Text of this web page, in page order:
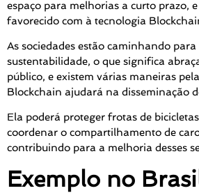
espaço para melhorias a curto prazo,
favorecido com à tecnologia
As sociedades estão caminhando
sustentabilidade, o que significa
público, e existem várias maneiras
Blockchain ajudará na disseminação
Ela poderá proteger frotas de
coordenar o compartilhamento de
contribuindo para a melhoria desses
Exemplo no